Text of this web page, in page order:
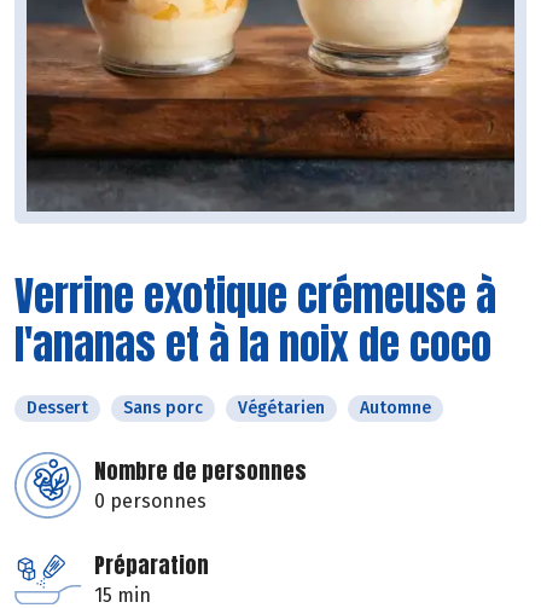
Verrine exotique crémeuse à
l'ananas et à la noix de coco
Dessert Sans porc Végétarien Automne
Nombre de personnes
0 personnes
Préparation
15 min